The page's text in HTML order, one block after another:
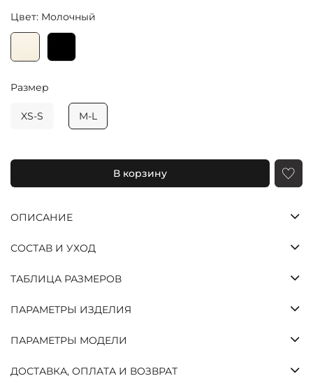
три платежа
с шагом в две
25%
сегодня
Через
неделинеделинедель
Без
и
В корзину
Размер
XS-S M-L
Цвет: Молочный
ОПИСАНИЕ
ТАБЛИЦА РАЗМЕРОВ
СОСТАВ И УХОД
ПАРАМЕТРЫ ИЗДЕЛИЯ
ПАРАМЕТРЫ МОДЕЛИ
ДОСТАВКА, ОПЛАТА И ВОЗВРАТ